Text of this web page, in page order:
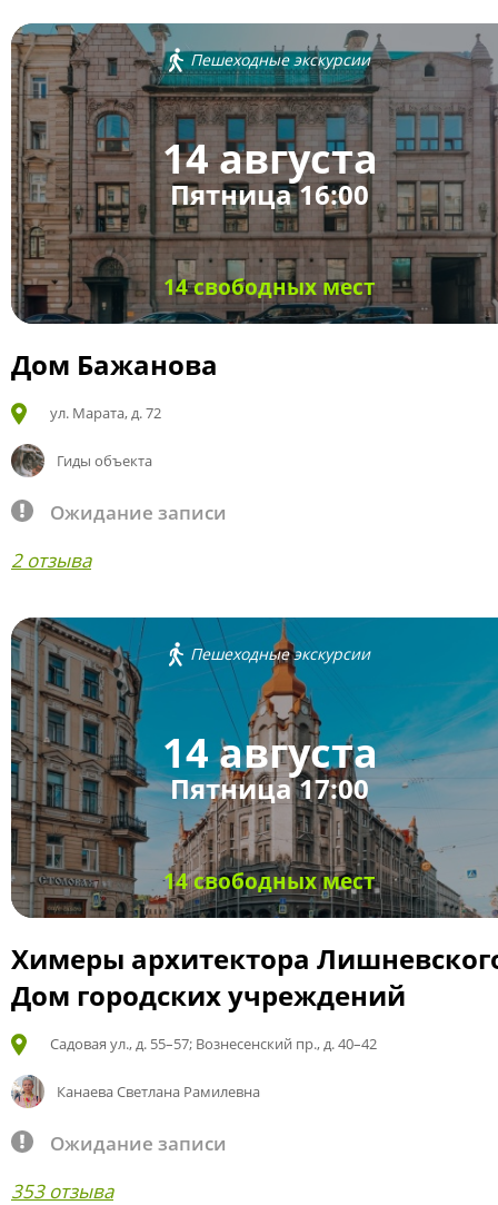
Пешеходные экскурсии
14 августа
Пятница 16:00
14 свободных мест
Дом Бажанова
ул. Марата, д. 72
Гиды объекта
Ожидание записи
2 отзыва
Пешеходные экскурсии
14 августа
Пятница 17:00
14 свободных мест
Химеры архитектора
Дом городских учреждений
Садовая ул., д. 55–57; Вознесенский пр., д. 40–42
Канаева Светлана Рамилевна
Ожидание записи
353 отзыва